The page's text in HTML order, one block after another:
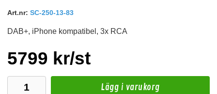
Snabblager 1-3 dagar
Art.nr: SC-250-13-83
DAB+, iPhone kompatibel, 3x RCA
5799 kr/st
Lägg i varukorg